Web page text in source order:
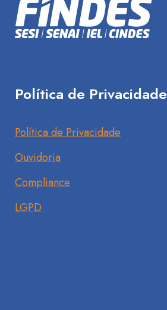
Política de Privacidade
Política de Privacidade
Ouvidoria
Compliance
LGPD